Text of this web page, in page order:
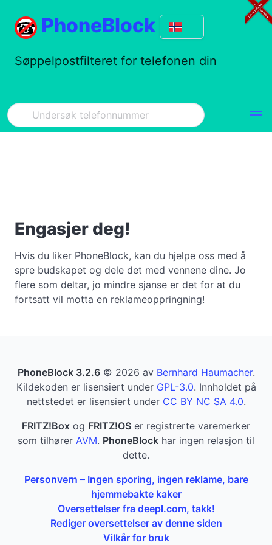
PhoneBlock
Søppelpostfilteret for telefonen din
Engasjer deg!
Hvis du liker PhoneBlock, kan du hjelpe oss med å
spre budskapet og dele det med vennene dine. Jo
flere som deltar, jo mindre sjanse er det for at du
fortsatt vil motta en reklameoppringning!
PhoneBlock 3.2.6© 2026 av Bernhard Haumacher.
Kildekoden er lisensiert under GPL-3.0. Innholdet på
nettstedet er lisensiert under CC BY NC SA 4.0.
FRITZ!Box og FRITZ!OS er registrerte varemerker
som tilhører AVM. PhoneBlock har ingen relasjon til
dette.
Personvern – Ingen sporing, ingen reklame, bare
hjemmebakte kaker
Oversettelser fra deepl.com, takk!
Rediger oversettelser av denne siden
Vilkår for bruk